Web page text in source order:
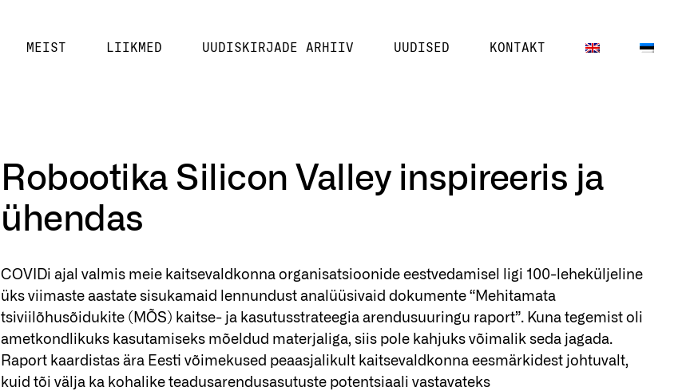
MEIST LIIKMED UUDISKIRJADE ARHIIV UUDISED KONTAKT
Robootika Silicon Valley inspireeris ja
ühendas
COVIDi ajal valmis meie kaitsevaldkonna organisatsioonide eestvedamisel ligi 100-leheküljeline
üks viimaste aastate sisukamaid lennundust analüüsivaid dokumente “Mehitamata
tsiviilõhusõidukite (MÕS) kaitse- ja kasutusstrateegia arendusuuringu raport”. Kuna tegemist oli
ametkondlikuks kasutamiseks mõeldud materjaliga, siis pole kahjuks võimalik seda jagada.
Raport kaardistas ära Eesti võimekused peaasjalikult kaitsevaldkonna eesmärkidest johtuvalt,
kuid tõi välja ka kohalike teadusarendusasutuste potentsiaali vastavateks